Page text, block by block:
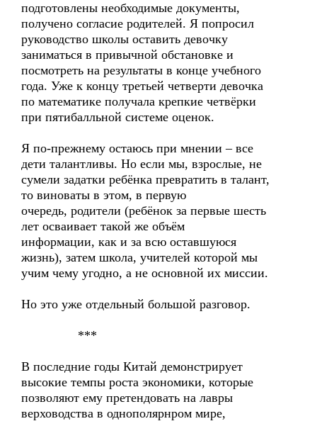
подготовлены необходимые документы,
получено согласие родителей. Я попросил
руководство школы оставить девочку
заниматься в привычной обстановке и
посмотреть на результаты в конце учебного
года. Уже к концу третьей четверти девочка
по математике получала крепкие четвёрки
при пятибалльной системе оценок.
Я по-прежнему остаюсь при мнении – все
дети талантливы. Но если мы, взрослые, не
сумели задатки ребёнка превратить в талант,
то виноваты в этом, в первую
очередь, родители (ребёнок за первые шесть
лет осваивает такой же объём
информации, как и за всю оставшуюся
жизнь), затем школа, учителей которой мы
учим чему угодно, а не основной их миссии.
Но это уже отдельный большой разговор.
***
В последние годы Китай демонстрирует
высокие темпы роста экономики, которые
позволяют ему претендовать на лавры
верховодства в однополярнром мире,